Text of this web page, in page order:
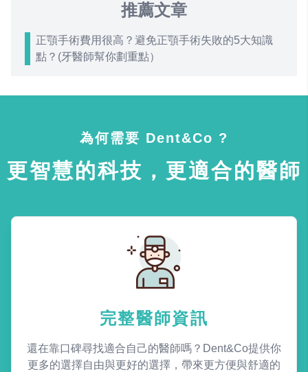
推薦文章
正顎手術費用很高？避免正顎手術失敗的5大知識
點？(牙醫師幫你劃重點）
為何需要 Dent&Co ?
更智慧的科技，更適合的醫師
完整醫師資訊
還在靠口碑尋找適合自己的醫師嗎？Dent&Co提供你
更多的選擇自由與更好的選擇，帶來更方便與舒適的